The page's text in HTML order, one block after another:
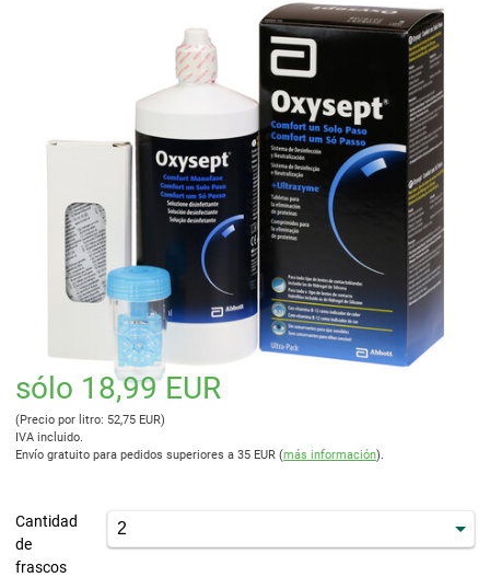
sólo 18,99 EUR
(Precio por litro: 52,75 EUR)
IVA incluido.
Envío gratuito para pedidos superiores a 35 EUR (más información).
Cantidad
de
frascos